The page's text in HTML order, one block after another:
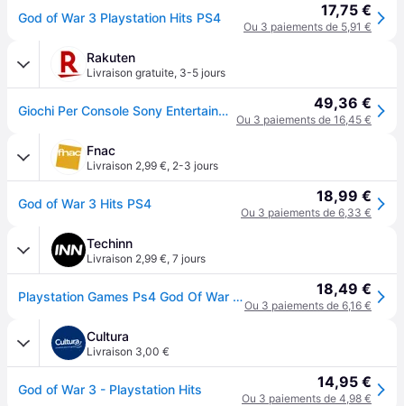
God of War 3 Playstation Hits PS4 17,75 €
Ou 3 paiements de 5,91 €
Rakuten
Livraison gratuite, 3-5 jours
Giochi Per Console Sony Entertainment God Of War Iii Remastered - Ps Hits 49,36 €
Ou 3 paiements de 16,45 €
Fnac
Livraison 2,99 €, 2-3 jours
God of War 3 Hits PS4 18,99 €
Ou 3 paiements de 6,33 €
Techinn
Livraison 2,99 €, 7 jours
Playstation Games Ps4 God Of War 3 Ps Hits Multicolore PAL 18,49 €
Ou 3 paiements de 6,16 €
Cultura
Livraison 3,00 €
God of War 3 - Playstation Hits 14,95 €
Ou 3 paiements de 4,98 €